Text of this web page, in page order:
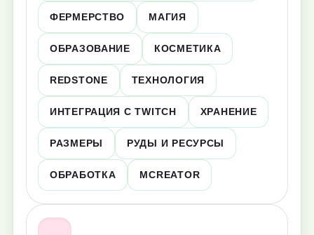
ФЕРМЕРСТВО МАГИЯ
ОБРАЗОВАНИЕ КОСМЕТИКА
REDSTONE ТЕХНОЛОГИЯ
ИНТЕГРАЦИЯ С TWITCH ХРАНЕНИЕ
РАЗМЕРЫ РУДЫ И РЕСУРСЫ
ОБРАБОТКА MCREATOR